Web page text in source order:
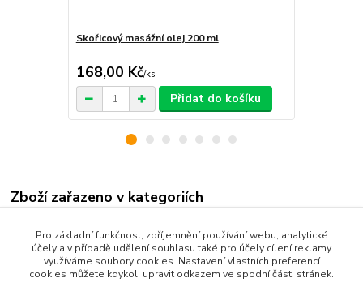
Skořicový masážní olej 200 ml
168,00 Kč/ks
Přidat do košíku
Zboží zařazeno v kategoriích
Produkty dle zaměření
Bylinné produkty
Pro základní funkčnost, zpříjemnění používání webu, analytické
účely a v případě udělení souhlasu také pro účely cílení reklamy
využíváme soubory cookies. Nastavení vlastních preferencí
cookies můžete kdykoli upravit odkazem ve spodní části stránek.